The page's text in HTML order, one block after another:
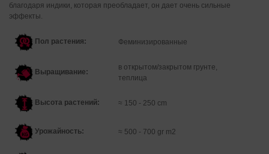
благодаря индики, которая преобладает, он дает очень сильные
эффекты.
Пол растения: Феминизированные
Выращивание:
в открытом/закрытом грунте,
теплица
Высота растений: ≈ 150 - 250 cm
Урожайность: ≈ 500 - 700 gr m2